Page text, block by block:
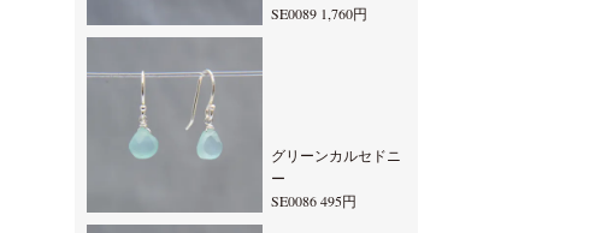
SE0089 1,760円
グリーンカルセドニ
ー
SE0086 495円